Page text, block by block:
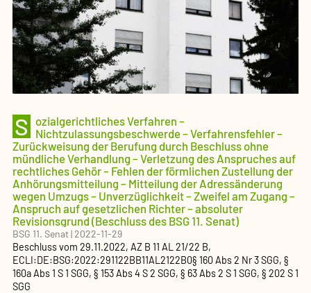
S
ozialgerichtliches Verfahren –
Nichtzulassungsbeschwerde – Verfahrensfehler –
Zurückweisung der Berufung durch Beschluss ohne
mündliche Verhandlung – Verletzung des Anspruches auf
rechtliches Gehör – Fehlen der förmlichen Zustellung der
Anhörungsmitteilung – Mitteilung der Adressänderung
wegen Umzugs – Unverzüglichkeit – Zweifel am Zugang –
Anspruch auf gesetzlichen Richter – absoluter
Revisionsgrund (Beschluss des BSG 11. Senat)
BSG 11. Senat|2022-11-29
Beschlussvom 29.11.2022, AZ B 11 AL 21/22 B,
ECLI:DE:BSG:2022:291122BB11AL2122B0§ 160 Abs 2 Nr 3 SGG, §
160a Abs 1 S 1 SGG, § 153 Abs 4 S 2 SGG, § 63 Abs 2 S 1 SGG, § 202 S 1
SGG